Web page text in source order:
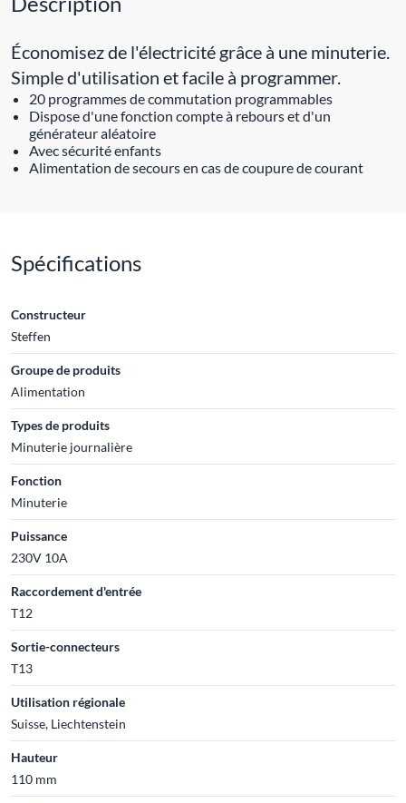
Économisez de l'électricité grâce à une minuterie.
Simple d'utilisation et facile à programmer.
20 programmes de commutation programmables
Dispose d'une fonction compte à rebours et d'un
générateur aléatoire
Avec sécurité enfants
Alimentation de secours en cas de coupure de courant
Spécifications
Constructeur
Steffen
Groupe de produits
Alimentation
Types de produits
Minuterie journalière
Fonction
Minuterie
Puissance
230V 10A
Raccordement d'entrée
T12
Sortie-connecteurs
T13
Utilisation régionale
Suisse, Liechtenstein
Hauteur
110 mm